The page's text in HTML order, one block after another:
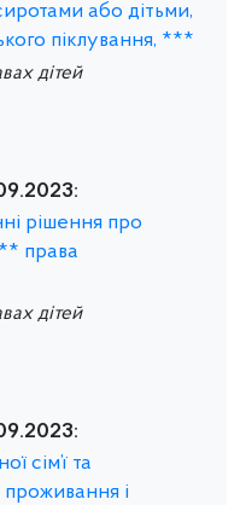
або дітьми,
піклування, ***
дітей
рішення про
права
дітей
сім’ї та
і